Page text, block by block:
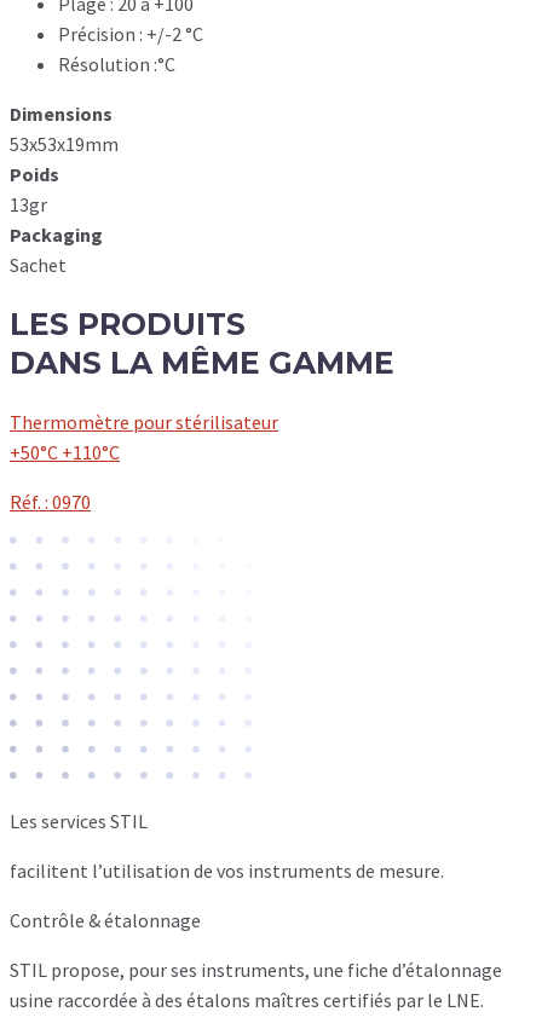
Précision : +/-2 °C
Résolution :°C
Dimensions
53x53x19mm
Poids
13gr
Packaging
Sachet
LES PRODUITS
DANS LA MÊME GAMME
Thermomètre pour stérilisateur
+50°C +110°C
Réf. : 0970
Les services STIL
facilitent l’utilisation de vos instruments de mesure.
Contrôle & étalonnage
STIL propose, pour ses instruments, une fiche d’étalonnage
usine raccordée à des étalons maîtres certifiés par le LNE.